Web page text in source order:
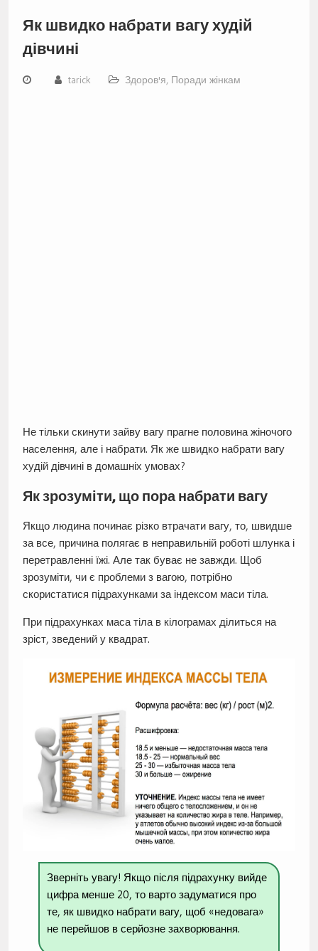
Як швидко набрати вагу худій
дівчині
tarick Здоров'я, Поради жінкам
Не тільки скинути зайву вагу прагне половина жіночого
населення, але і набрати. Як же швидко набрати вагу
худій дівчині в домашніх умовах?
Як зрозуміти, що пора набрати вагу
Якщо людина починає різко втрачати вагу, то, швидше
за все, причина полягає в неправильній роботі шлунка і
перетравленні їжі. Але так буває не завжди. Щоб
зрозуміти, чи є проблеми з вагою, потрібно
скористатися підрахунками за індексом маси тіла.
При підрахунках маса тіла в кілограмах ділиться на
зріст, зведений у квадрат.
Зверніть увагу! Якщо після підрахунку вийде
цифра менше 20, то варто задуматися про
те, як швидко набрати вагу, щоб «недовага»
не перейшов в серйозне захворювання.